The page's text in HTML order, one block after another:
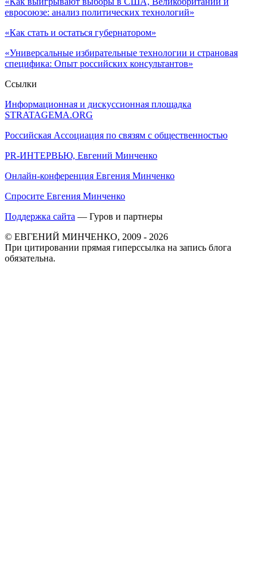
евросоюзе: анализ политических технологий»
«Как стать и остаться губернатором»
«Универсальные избирательные технологии и страновая
специфика: Опыт российских консультантов»
Ссылки
Информационная и дискуссионная площадка
STRATAGEMA.ORG
Российская Ассоциация по связям с общественностью
PR-ИНТЕРВЬЮ, Евгений Минченко
Онлайн-конференция Евгения Минченко
Спросите Евгения Минченко
Поддержка сайта — Гуров и партнеры
© ЕВГЕНИЙ МИНЧЕНКО, 2009 - 2026
При цитировании прямая гиперссылка на запись блога
обязательна.